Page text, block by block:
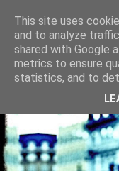
This site uses
and to analyze
shared with Google
metrics to ensure
statistics, and to